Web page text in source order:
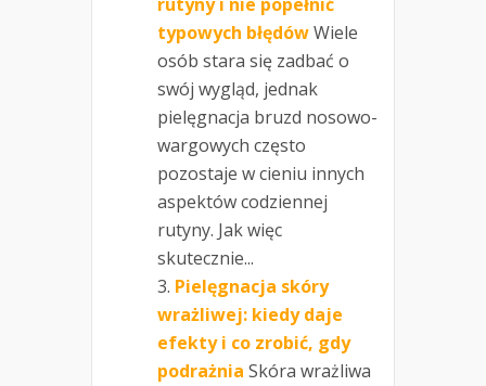
typowych błędówWiele
osób stara się zadbać o
swój wygląd, jednak
pielęgnacja bruzd nosowo-
wargowych często
pozostaje w cieniu innych
aspektów codziennej
rutyny. Jak więc
skutecznie...
Pielęgnacja skóry
wrażliwej: kiedy daje
efekty i co zrobić, gdy
podrażnia Skóra wrażliwa